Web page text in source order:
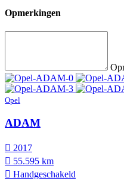
Opmerkingen
Opel
ADAM
2017
55.595 km
Hand­geschakeld